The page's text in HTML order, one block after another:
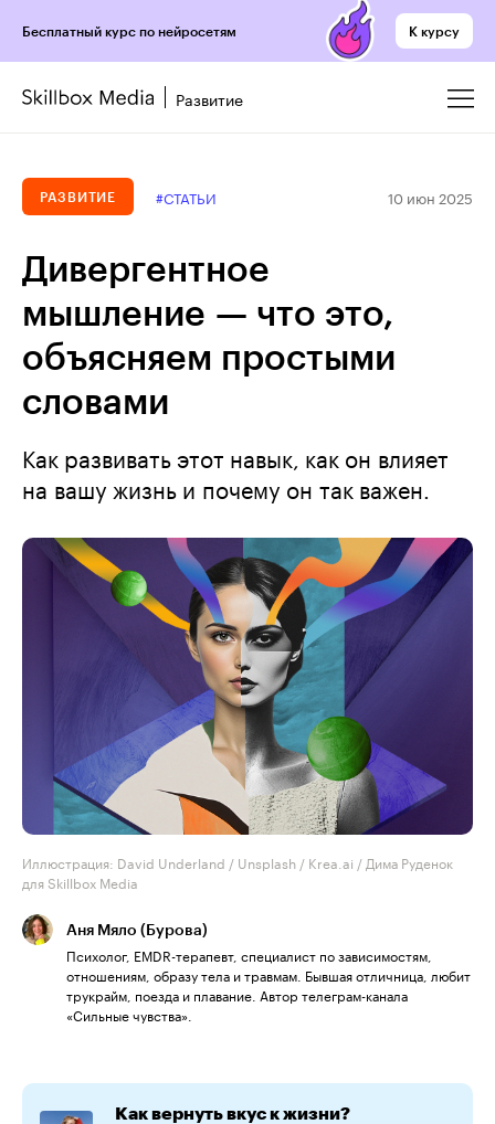
Бесплатный курс по нейросетям К курсу
Развитие
РАЗВИТИЕ #СТАТЬИ 10 июн 2025
Дивергентное
мышление — что это,
объясняем простыми
словами
Как развивать этот навык, как он влияет
на вашу жизнь и почему он так важен.
Иллюстрация: David Underland / Unsplash / Krea.ai / Дима Руденок
для Skillbox Media
Аня Мяло (Бурова)
Психолог, EMDR-терапевт, специалист по зависимостям,
отношениям, образу тела и травмам. Бывшая отличница, любит
трукрайм, поезда и плавание. Автор телеграм-канала
«Сильные чувства».
Как вернуть вкус к жизни?